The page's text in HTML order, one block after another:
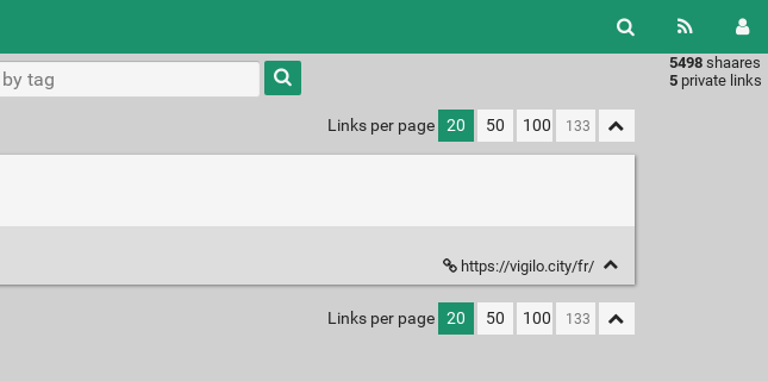
5498 shaares
5 private links
Type 1 or
more
characters
results.
Links per page 20 50 100
https://vigilo.city/fr/
Links per page 20 50 100